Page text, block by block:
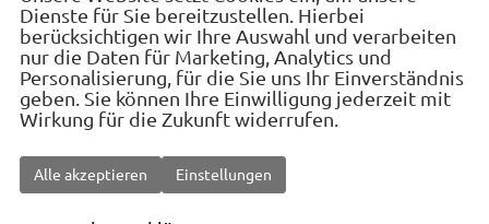
Audi Q3 Sportback
Fahrzeugnr.32190 GetriebeAutomatik
Dienste für Sie bereitzustellen. Hierbei
berücksichtigen wir Ihre Auswahl und verarbeiten
nur die Daten für Marketing, Analytics und
Personalisierung, für die Sie uns Ihr Einverständnis
geben. Sie können Ihre Einwilligung jederzeit mit
Wirkung für die Zukunft widerrufen.
Alle akzeptieren Einstellungen